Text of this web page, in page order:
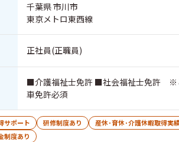
千葉県 市川市
東京メトロ東西線
正社員(正職員)
■介護福祉士免許 ■社会福祉士免許 ※
車免許必須
サポート 研修制度あり 産休･育休･介護休暇取得実
制度あり